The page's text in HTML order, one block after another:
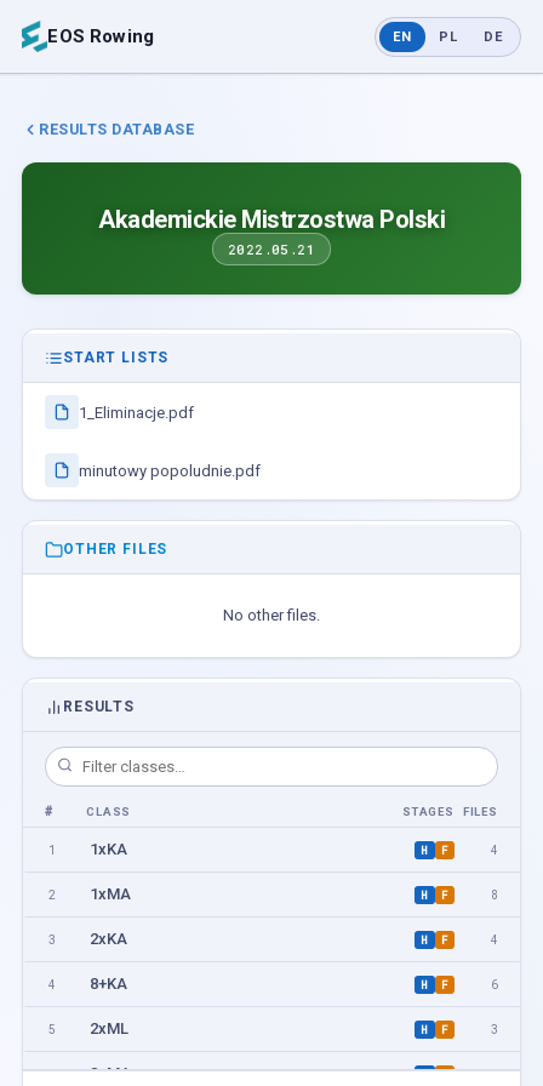
EOS Rowing EN PL DE
RESULTS DATABASE
Akademickie Mistrzostwa Polski
2022.05.21
START LISTS
1_Eliminacje.pdf
minutowy popoludnie.pdf
OTHER FILES
No other files.
RESULTS
# CLASS STAGES FILES
1 1xKA H F 4
2 1xMA H F 8
3 2xKA H F 4
4 8+KA H F 6
5 2xML H F 3
6 8+MA H F 8